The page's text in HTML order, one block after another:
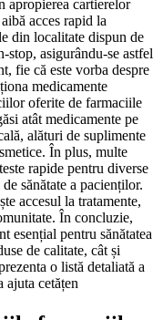
apropierea cartierelor
acces rapid la
din localitate dispun de
stop, asigurându-se astfel
fie că este vorba despre
medicamente
oferite de farmaciile
atât medicamente pe
alături de suplimente
În plus, multe
rapide pentru diverse
sănătate a pacienților.
accesul la tratamente,
În concluzie,
esențial pentru sănătatea
de calitate, cât și
o listă detaliată a
cetățen